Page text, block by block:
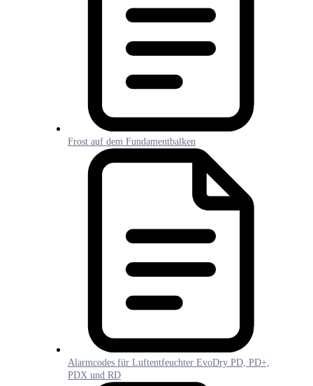
Frost auf dem Fundamentbalken
Alarmcodes für Luftentfeuchter EvoDry PD, PD+,
PDX und RD